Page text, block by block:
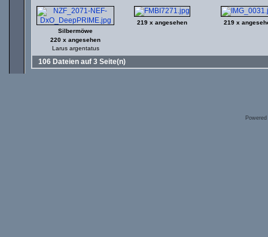
Silbermöwe
220 x angesehen
Larus argentatus
219 x angesehen 219 x
106 Dateien auf 3 Seite(n)